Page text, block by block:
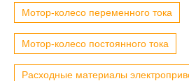
Мотор-колесо переменного тока
Мотор-колесо постоянного тока
Расходные материалы